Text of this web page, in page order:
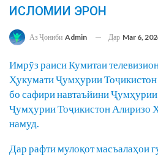
ИСЛОМИИ ЭРОН
Аз Ҷониби Admin Дар Mar 6,
Имрӯз раиси Кумитаи
Ҳукумати Ҷумҳурии
бо сафири навтаъйини
Ҷумҳурии Тоҷикистон Алиризо
намуд.
Дар рафти мулоқот масъалаҳои